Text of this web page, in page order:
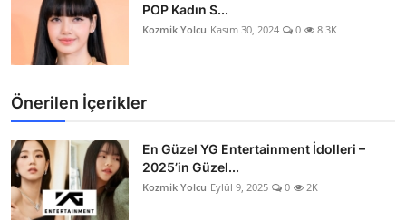
POP Kadın S...
Kozmik Yolcu Kasım 30, 2024 0 8.3K
Önerilen İçerikler
En Güzel YG Entertainment İdolleri –
2025’in Güzel...
Kozmik Yolcu Eylül 9, 2025 0 2K